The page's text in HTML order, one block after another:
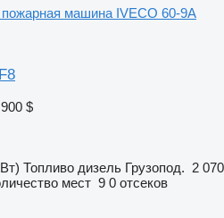
пожарная машина IVECO 60-9A
$
Топливо дизель Грузопод. 2 070
мест 9 0 отсеков